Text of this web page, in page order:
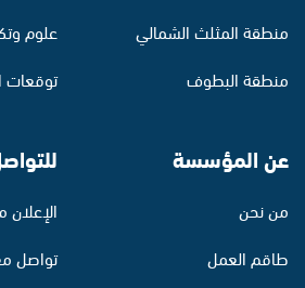
منطقة المثلث الشمالي
منطقة البطوف
علوم
عن المؤسسة
من نحن
طاقم العمل
الإعلان
تواصل